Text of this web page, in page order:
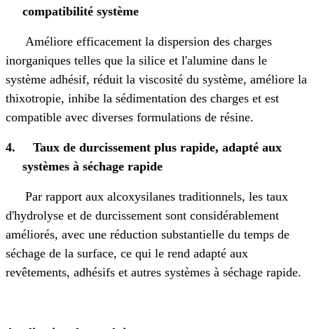
compatibilité système
Améliore efficacement la dispersion des charges
inorganiques telles que la silice et l'alumine dans le
système adhésif, réduit la viscosité du système, améliore la
thixotropie, inhibe la sédimentation des charges et est
compatible avec diverses formulations de résine.
4.
Taux de durcissement plus rapide, adapté aux
systèmes à séchage rapide
Par rapport aux alcoxysilanes traditionnels, les taux
d'hydrolyse et de durcissement sont considérablement
améliorés, avec une réduction substantielle du temps de
séchage de la surface, ce qui le rend adapté aux
revêtements, adhésifs et autres systèmes à séchage rapide.